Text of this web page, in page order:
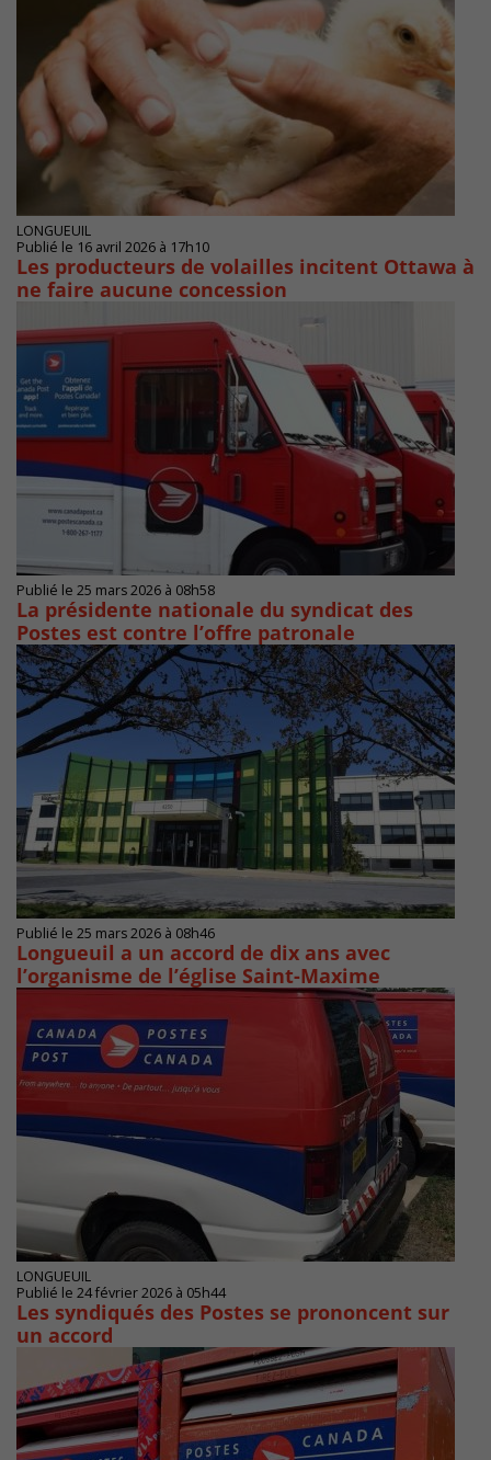
LONGUEUIL
Publié le 16 avril 2026 à 17h10
Les producteurs de volailles incitent Ottawa à
ne faire aucune concession
Publié le 25 mars 2026 à 08h58
La présidente nationale du syndicat des
Postes est contre l’offre patronale
Publié le 25 mars 2026 à 08h46
Longueuil a un accord de dix ans avec
l’organisme de l’église Saint-Maxime
LONGUEUIL
Publié le 24 février 2026 à 05h44
Les syndiqués des Postes se prononcent sur
un accord